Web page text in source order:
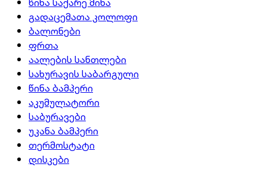
გადაცემათა კოლოფი
ბალონები
ფრთა
აალების სანთლები
სახურავის საბარგული
წინა ბამპერი
აკუმულატორი
საბურავები
უკანა ბამპერი
თერმოსტატი
დისკები